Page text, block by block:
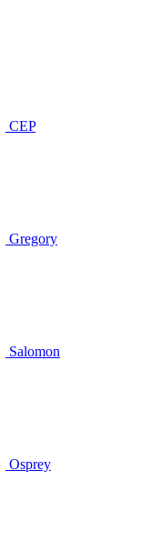
CEP
Gregory
Salomon
Osprey